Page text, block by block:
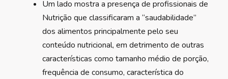
Um lado mostra a presença de profissionais de
Nutrição que classificaram a “saudabilidade”
dos alimentos principalmente pelo seu
conteúdo nutricional, em detrimento de outras
características como tamanho médio de porção,
frequência de consumo, característica do